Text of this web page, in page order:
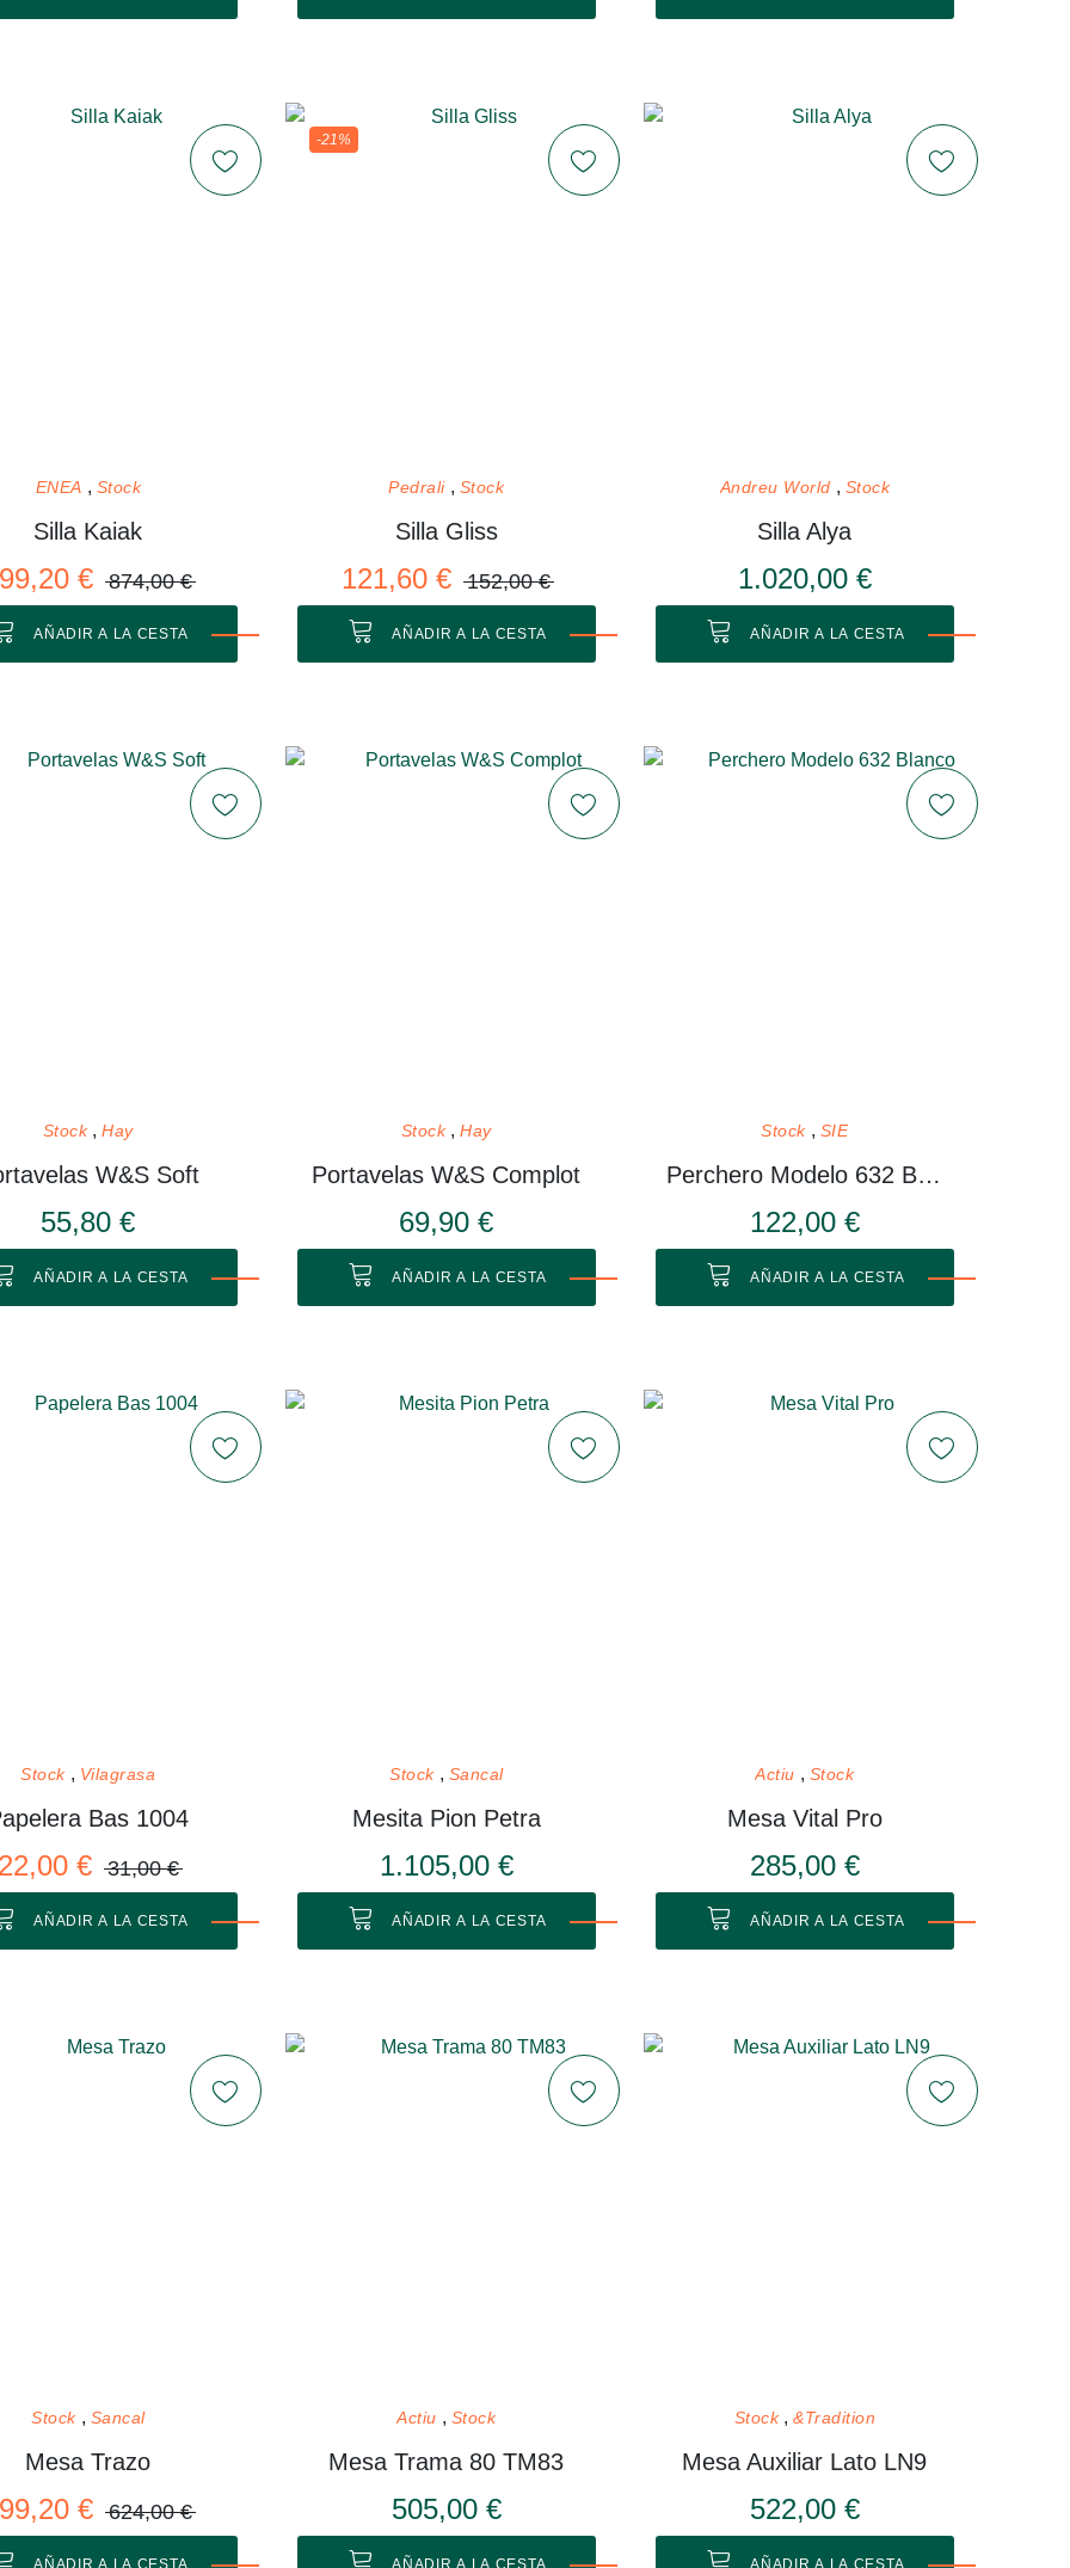
ENEA Stock
Silla Kaiak
€ 874,00 €
AÑADIR A LA CESTA
-21%
Pedrali Stock
Silla Gliss
121,60 € 152,00 €
AÑADIR A LA CESTA
Andreu World Stock
Silla Alya
1.020,00 €
AÑADIR A LA CESTA
Stock Hay
W&S Soft
55,80 €
AÑADIR A LA CESTA
Stock Hay
Portavelas W&S Complot
69,90 €
AÑADIR A LA CESTA
Stock SIE
Perchero Modelo 632 Blanco
122,00 €
AÑADIR A LA CESTA
Stock Vilagrasa
Bas 1004
€ 31,00 €
AÑADIR A LA CESTA
Stock Sancal
Mesita Pion Petra
1.105,00 €
AÑADIR A LA CESTA
Actiu Stock
Mesa Vital Pro
285,00 €
AÑADIR A LA CESTA
Stock Sancal
Mesa Trazo
€ 624,00 €
AÑADIR A LA CESTA
Actiu Stock
Mesa Trama 80 TM83
505,00 €
AÑADIR A LA CESTA
Stock &Tradition
Mesa Auxiliar Lato LN9
522,00 €
AÑADIR A LA CESTA